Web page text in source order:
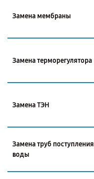
Замена мембраны
Замена терморегулятора
Замена ТЭН
Замена труб поступления
воды